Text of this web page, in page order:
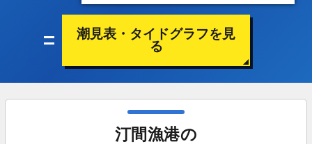
潮見表・タイドグラフを見
る
汀間漁港の